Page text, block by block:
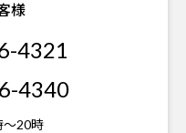
様
4321
4340
～20時